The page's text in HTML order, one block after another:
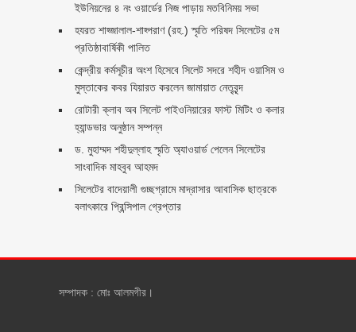
ইউনিয়নের ৪ নং ওয়ার্ডের নিজ পাড়ায় মতবিনিময় সভা
হযরত শাহ্জালাল-শাহ্পরাণ (রহ.) স্মৃতি পরিষদ সিলেটের ৫ম
প্রতিষ্ঠাবার্ষিকী পালিত ‎​
কেন্দ্রীয় কর্মসূচীর অংশ হিসেবে সিলেট সদরে শহীদ ওয়াসিম ও
মুস্তাকের কবর যিয়ারত করলেন জামায়াত নেতৃবৃন্দ ‎
রোটারী ক্লাব অব সিলেট পাইওনিয়ারের ফাস্ট মিটিং ও কলার
হ্যান্ডভার অনুষ্ঠান সম্পন্ন
ড. মুহাম্মদ শহীদুল্লাহ স্মৃতি অ্যাওয়ার্ড পেলেন সিলেটের
সাংবাদিক মাহবুব আহমদ
সিলেটের বাদেয়ালী গুচ্ছগ্রামে মাদ্রাসার আবাসিক ছাত্রকে
বলাৎকারে প্রিন্সিপাল গ্রেপ্তার ‎
সম্পাদক : মোঃ আলমগীর।